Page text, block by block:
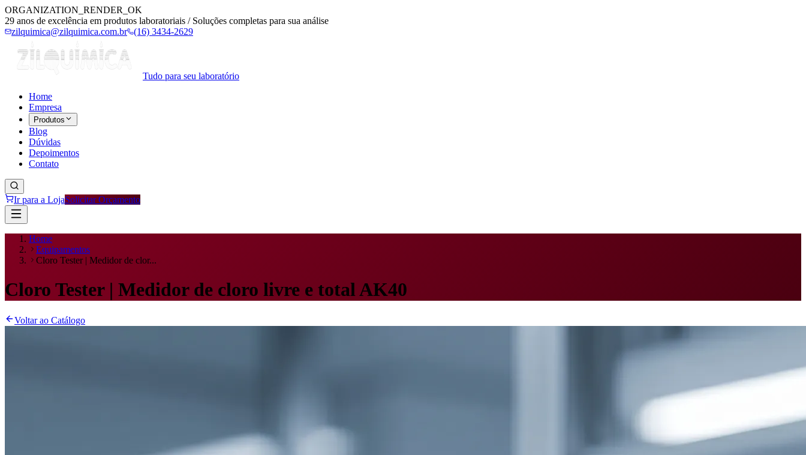
ORGANIZATION_RENDER_OK
29 anos de excelência em produtos laboratoriais / Soluções completas para sua análise
zilquimica@zilquimica.com.br
(16) 3434-2629
Tudo para seu laboratório
Home
Empresa
Produtos
Blog
Dúvidas
Depoimentos
Contato
Ir para a LojaSolicitar Orçamento
Home
Equipamentos
Cloro Tester | Medidor de clor...
Cloro Tester | Medidor de cloro livre e total AK40
Voltar ao Catálogo